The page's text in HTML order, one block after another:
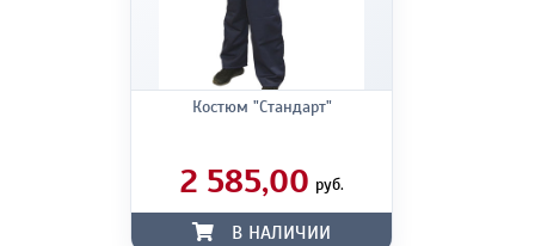
Костюм "Стандарт"
2 585,00 руб.
В НАЛИЧИИ